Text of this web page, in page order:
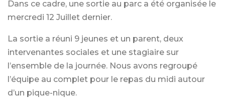
Dans ce cadre, une sortie au parc a été organisée le
mercredi 12 Juillet dernier.
La sortie a réuni 9 jeunes et un parent, deux
intervenantes sociales et une stagiaire sur
l’ensemble de la journée. Nous avons regroupé
l’équipe au complet pour le repas du midi autour
d’un pique-nique.